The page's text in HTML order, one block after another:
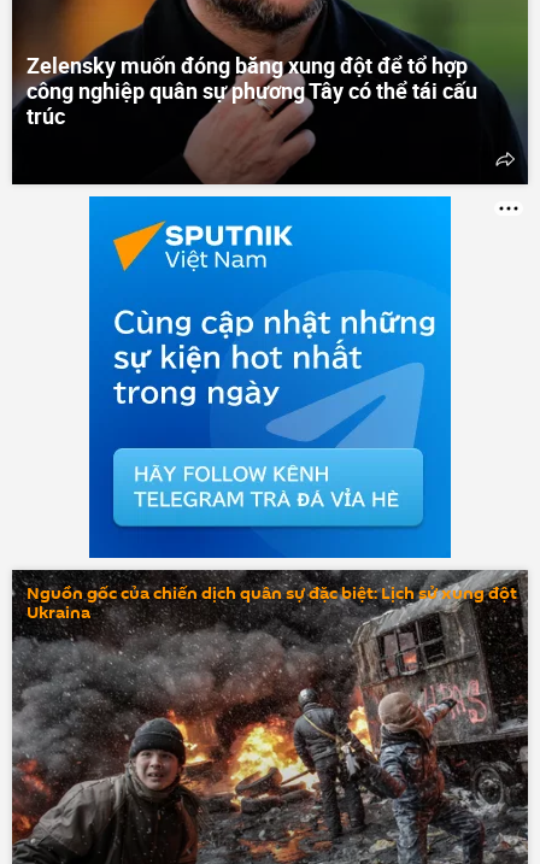
Zelensky muốn đóng băng xung đột để tổ hợp
công nghiệp quân sự phương Tây có thể tái cấu
trúc
Nguồn gốc của chiến dịch quân sự đặc biệt: Lịch sử xung đột
Ukraina